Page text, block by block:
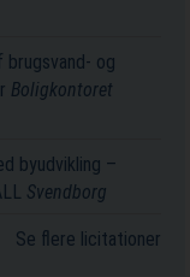
og
Boligkontoret
byudvikling –
Svendborg
Se flere licitationer